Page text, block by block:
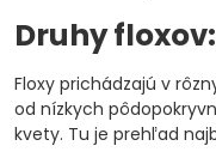
Druhy
Floxy prichádzajú v
od nízkych
kvety. Tu je prehľad